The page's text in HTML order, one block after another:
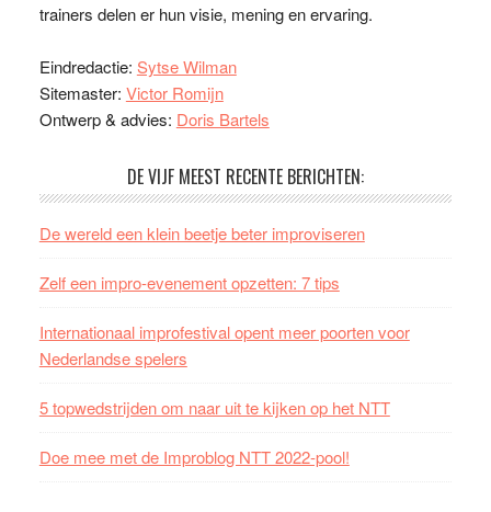
trainers delen er hun visie, mening en ervaring.
Eindredactie: Sytse Wilman
Sitemaster: Victor Romijn
Ontwerp & advies: Doris Bartels
DE VIJF MEEST RECENTE BERICHTEN:
De wereld een klein beetje beter improviseren
Zelf een impro-evenement opzetten: 7 tips
Internationaal improfestival opent meer poorten voor
Nederlandse spelers
5 topwedstrijden om naar uit te kijken op het NTT
Doe mee met de Improblog NTT 2022-pool!